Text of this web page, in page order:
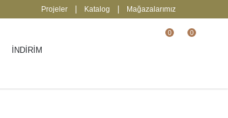
2000 TL üzeri ücretsiz kargo. | Keşfedin
Projeler Katalog Mağazalarımız
İNDİRİM
0 0